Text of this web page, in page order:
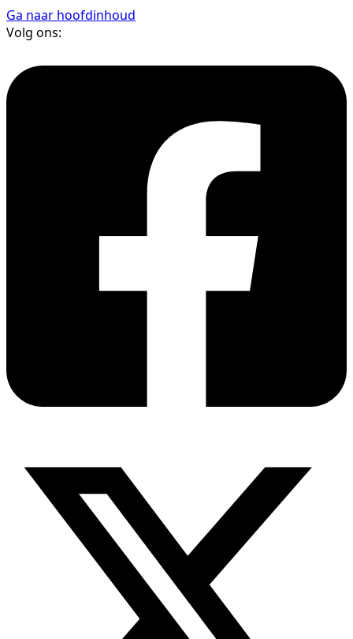
Ga naar hoofdinhoud
Volg ons: